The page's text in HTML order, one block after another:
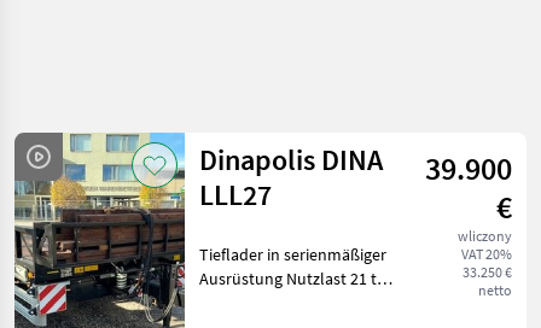
Kategoria 4 Kraj Filtry
AKTUALNA
ŚCIEŻKA
technika
rolnicza
Zresetuj
Pokaż 2
wyników
Dinapolis DINA
LLL27
39.900
€
wliczony
VAT 20%
33.250 €
netto
Tieflader in serienmäßiger
Ausrüstung Nutzlast 21 to